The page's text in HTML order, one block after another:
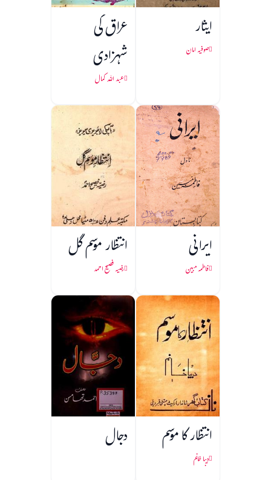
ایثار
صوفیہ امان
عراق کی
شہزادی
عبد اللہ کمال
ایرانی
فاطمہ مبین
انتظار موسم گل
رضیہ فصیح احمد
انتظار کا موسم
دیبا خانم
دجال